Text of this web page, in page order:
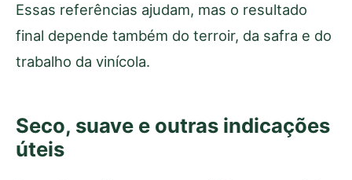
Essas referências ajudam, mas o resultado
final depende também do terroir, da safra e do
trabalho da vinícola.
Seco, suave e outras indicações
úteis